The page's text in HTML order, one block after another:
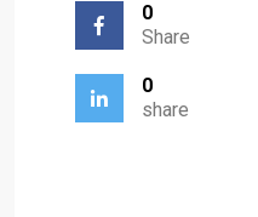
0
Share
0
share